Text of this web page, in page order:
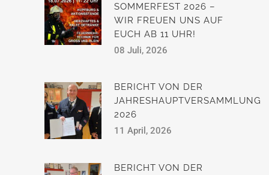
SOMMERFEST 2026 –
WIR FREUEN UNS AUF
EUCH AB 11 UHR!
08 Juli, 2026
BERICHT VON DER
JAHRESHAUPTVERSAMMLUNG
2026
11 April, 2026
BERICHT VON DER